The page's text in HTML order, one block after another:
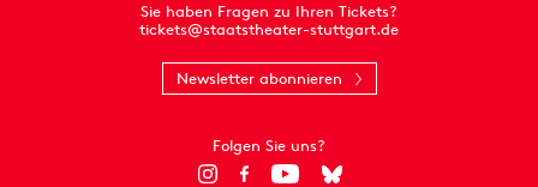
Sie haben Fragen zu Ihren Tickets?
tickets@staatstheater-stuttgart.de
Newsletter abonnieren
Folgen Sie uns?